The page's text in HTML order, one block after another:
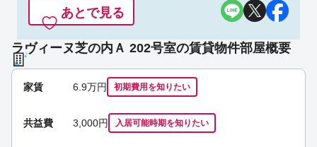
あとで見る
ラヴィーヌ芝の内Ａ 202号室の賃貸物件部屋概要
家賃 6.9万円 初期費用を知りたい
共益費 3,000円 入居可能時期を知りたい